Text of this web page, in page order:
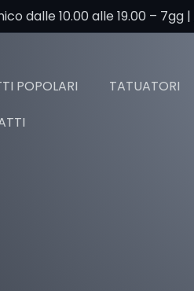
dalle 10.00 alle 19.00 – 7gg |
POPOLARI TATUATORI